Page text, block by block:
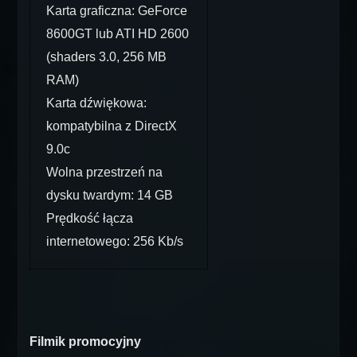
Karta graficzna: GeForce
8600GT lub ATI HD 2600
(shaders 3.0, 256 MB
RAM)
Karta dźwiękowa:
kompatybilna z DirectX
9.0c
Wolna przestrzeń na
dysku twardym: 14 GB
Prędkość łącza
internetowego: 256 Kb/s
Filmik promocyjny